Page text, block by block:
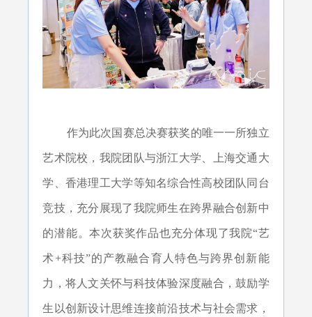
作为此次国赛总决赛获奖的唯一一所独立
艺术院校，我院团队与浙江大学、上海交通大
学、香港理工大学等知名综合性高校团队同台
竞技，充分展现了我院师生在跨界融合创新中
的潜能。本次获奖作品也充分体现了我院“艺
术+科技”的产教融合育人特色与跨界创新能
力，将人文关怀与科技体验深度融合，鼓励学
生以创新设计思维连接前沿技术与社会需求，